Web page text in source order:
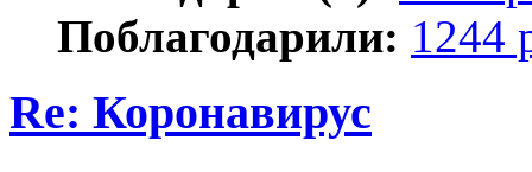
Поблагодарили: 1244
Re: Коронавирус